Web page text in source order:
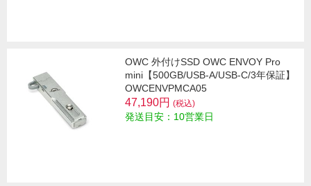
OWC 外付けSSD OWC ENVOY Pro
mini【500GB/USB-A/USB-C/3年保証】
OWCENVPMCA05
47,190円 (税込)
発送目安：10営業日